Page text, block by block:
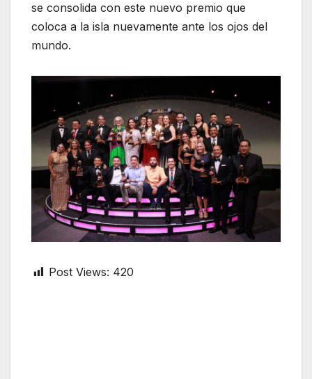
se consolida con este nuevo premio que
coloca a la isla nuevamente ante los ojos del
mundo.
Post Views: 420